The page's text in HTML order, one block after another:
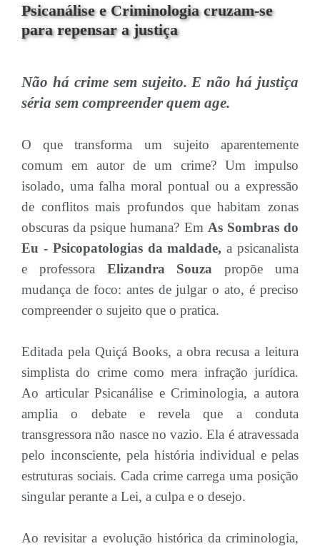
Psicanálise e Criminologia cruzam-se
para repensar a justiça
Não há crime sem sujeito. E não há justiça
séria sem compreender quem age.
O que transforma um sujeito aparentemente
comum em autor de um crime? Um impulso
isolado, uma falha moral pontual ou a expressão
de conflitos mais profundos que habitam zonas
obscuras da psique humana? Em As Sombras do
Eu - Psicopatologias da maldade,a psicanalista
e professora Elizandra Souza propõe uma
mudança de foco: antes de julgar o ato, é preciso
compreender o sujeito que o pratica.
Editada pela Quiçá Books, a obra recusa a leitura
simplista do crime como mera infração jurídica.
Ao articular Psicanálise e Criminologia, a autora
amplia o debate e revela que a conduta
transgressora não nasce no vazio. Ela é atravessada
pelo inconsciente, pela história individual e pelas
estruturas sociais. Cada crime carrega uma posição
singular perante a Lei, a culpa e o desejo.
Ao revisitar a evolução histórica da criminologia,